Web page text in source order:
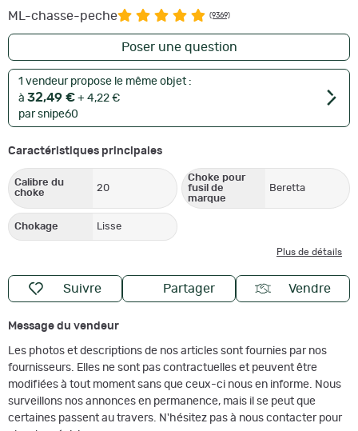
ML-chasse-peche (9369)
Poser une question
1 vendeur propose le même objet :
à 32,49 € + 4,22 €
par snipe60
Caractéristiques principales
Calibre du
choke
20
Choke pour
fusil de
marque
Beretta
Chokage Lisse
Plus de détails
Suivre Partager Vendre
Message du vendeur
Les photos et descriptions de nos articles sont fournies par nos
fournisseurs. Elles ne sont pas contractuelles et peuvent être
modifiées à tout moment sans que ceux-ci nous en informe. Nous
surveillons nos annonces en permanence, mais il se peut que
certaines passent au travers. N'hésitez pas à nous contacter pour